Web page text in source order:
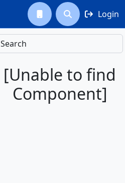
  Login
Search
[Unable to find
Component]